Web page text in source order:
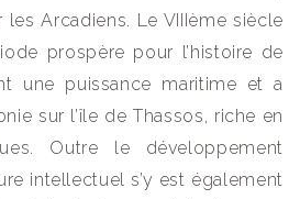
les Arcadiens. Le VIIIème siècle
prospère pour l’histoire de
une puissance maritime et a
sur l’île de Thassos, riche en
Outre le développement
intellectuel s’y est également